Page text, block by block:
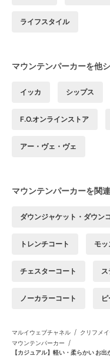
ライフスタイル
マウンテンパーカーを他
イッカ シップス
F.O.オンラインストア
アー・ヴェ・ヴェ
マウンテンパーカーを関
ダウンジャケット・ダウン
トレンチコート モッ
チェスターコート ス
ノーカラーコート
マルイウェブチャネル / クリフメ
マウンテンパーカー /
【カジュアル】軽い・柔らかい お